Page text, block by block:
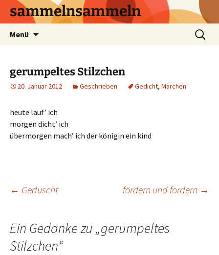
sammelnsammeln
Menü
Suchen
nach:
gerumpeltes Stilzchen
20. Januar 2012 Geschrieben Gedicht, Märchen
heute lauf’ ich
morgen dicht’ ich
übermorgen mach’ ich der königin ein kind
Beitrags-
Navigation
← Geduscht fördern und fordern →
Ein Gedanke zu „gerumpeltes
Stilzchen“